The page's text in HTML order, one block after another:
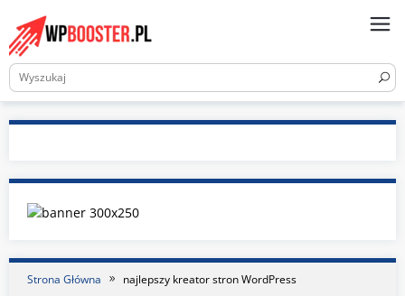
content
Strona Główna najlepszy kreator stron WordPress